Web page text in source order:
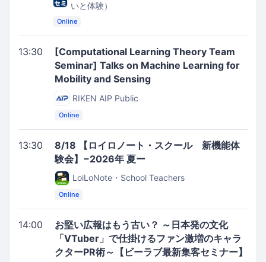
いと体験）
Online
13:30
[Computational Learning Theory Team
Seminar] Talks on Machine Learning for
Mobility and Sensing
RIKEN AIP Public
Online
13:30
8/18 【ロイロノート・スクール 新機能体
験会】−2026年 夏ー
LoiLoNote・School Teachers
Online
14:00
お堅い広報はもう古い？ ～日本発の文化
「VTuber」で仕掛けるファン激増のキャラ
クターPR術～【ビーラブ最新集客セミナー】